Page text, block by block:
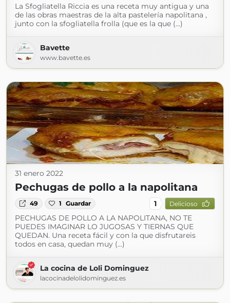
La Sfogliatella Riccia es una receta muy antigua y una
de las obras maestras de la alta pastelería napolitana ,
junto con la sfogliatella frolla (que es la que (...)
Bavette
www.bavette.es
31 enero 2022
Pechugas de pollo a la napolitana
49 1 Guardar 1 Delicioso
PECHUGAS DE POLLO A LA NAPOLITANA, NO TE
PUEDES IMAGINAR LO JUGOSAS Y TIERNAS QUE
QUEDAN. Una receta fácil y con la que disfrutareis
todos en casa, quedan muy (...)
La cocina de Loli Dominguez
lacocinadelolidominguez.es